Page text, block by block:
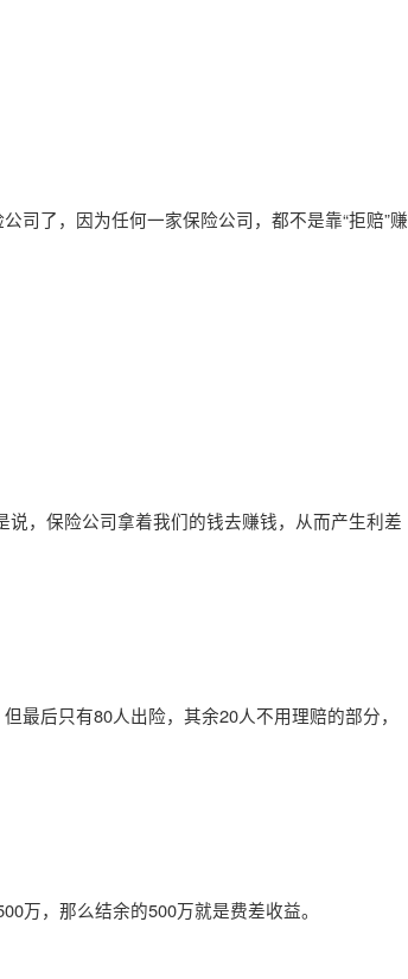
司了，因为任何一家保险公司，都不是靠“拒赔”赚
，保险公司拿着我们的钱去赚钱，从而产生利差
最后只有80人出险，其余20人不用理赔的部分，
万，那么结余的500万就是费差收益。